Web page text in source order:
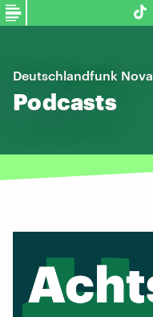
Deutschlandfunk Nova
Podcasts